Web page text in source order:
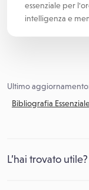
essenziale per
intelligenza e
Ultimo
Bibliografia
L’hai trovato utile?